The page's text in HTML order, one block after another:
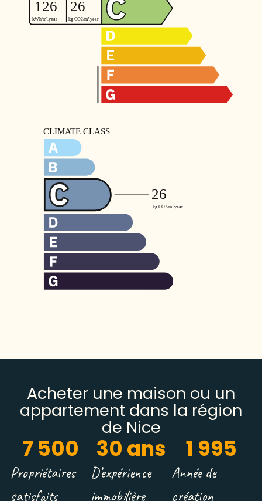
Acheter une maison ou un
appartement dans la région
de Nice
Propriétaires
satisfaits
7 500
D’expérience
immobilière
30 ans
Année de
création
1 995